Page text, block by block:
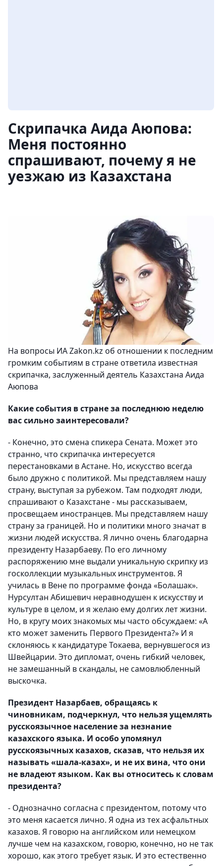
Скрипачка Аида Аюпова:
Меня постоянно
спрашивают, почему я не
уезжаю из Казахстана
На вопросы ИА Zakon.kz об отношении к последним
громким событиям в стране ответила известная
скрипачка, заслуженный деятель Казахстана Аида
Аюпова
Какие события в стране за последнюю неделю
вас сильно заинтересовали?
- Конечно, это смена спикера Сената. Может это
странно, что скрипачка интересуется
перестановками в Астане. Но, искусство всегда
было дружно с политикой. Мы представляем нашу
страну, выступая за рубежом. Там подходят люди,
спрашивают о Казахстане - мы рассказываем,
просвещаем иностранцев. Мы представляем нашу
страну за границей. Но и политики много значат в
жизни людей искусства. Я лично очень благодарна
президенту Назарбаеву. По его личному
распоряжению мне выдали уникальную скрипку из
госколлекции музыкальных инструментов. Я
училась в Вене по программе фонда «Болашак».
Нурсултан Абишевич неравнодушен к искусству и
культуре в целом, и я желаю ему долгих лет жизни.
Но, в кругу моих знакомых мы часто обсуждаем: «А
кто может заменить Первого Президента?» И я
склоняюсь к кандидатуре Токаева, вернувшегося из
Швейцарии. Это дипломат, очень гибкий человек,
не замешанный в скандалы, не самовлюбленный
выскочка.
Президент Назарбаев, обращаясь к
чиновникам, подчеркнул, что нельзя ущемлять
русскоязычное население за незнание
казахского языка. И особо упомянул
русскоязычных казахов, сказав, что нельзя их
называть «шала-казах», и не их вина, что они
не владеют языком. Как вы относитесь к словам
президента?
- Однозначно согласна с президентом, потому что
это меня касается лично. Я одна из тех асфальтных
казахов. Я говорю на английском или немецком
лучше чем на казахском, говорю, конечно, но не так
хорошо, как этого требует язык. И это естественно